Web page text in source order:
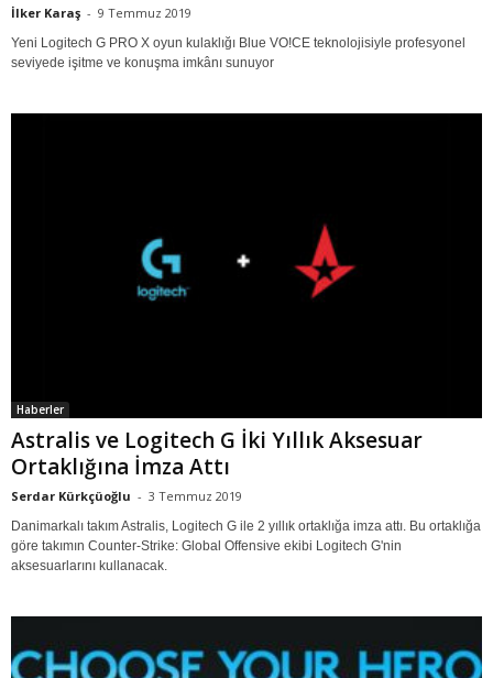
İlker Karaş - 9 Temmuz 2019
Yeni Logitech G PRO X oyun kulaklığı Blue VO!CE teknolojisiyle profesyonel
seviyede işitme ve konuşma imkânı sunuyor
Haberler
Astralis ve Logitech G İki Yıllık Aksesuar
Ortaklığına İmza Attı
Serdar Kürkçüoğlu - 3 Temmuz 2019
Danimarkalı takım Astralis, Logitech G ile 2 yıllık ortaklığa imza attı. Bu ortaklığa
göre takımın Counter-Strike: Global Offensive ekibi Logitech G'nin
aksesuarlarını kullanacak.